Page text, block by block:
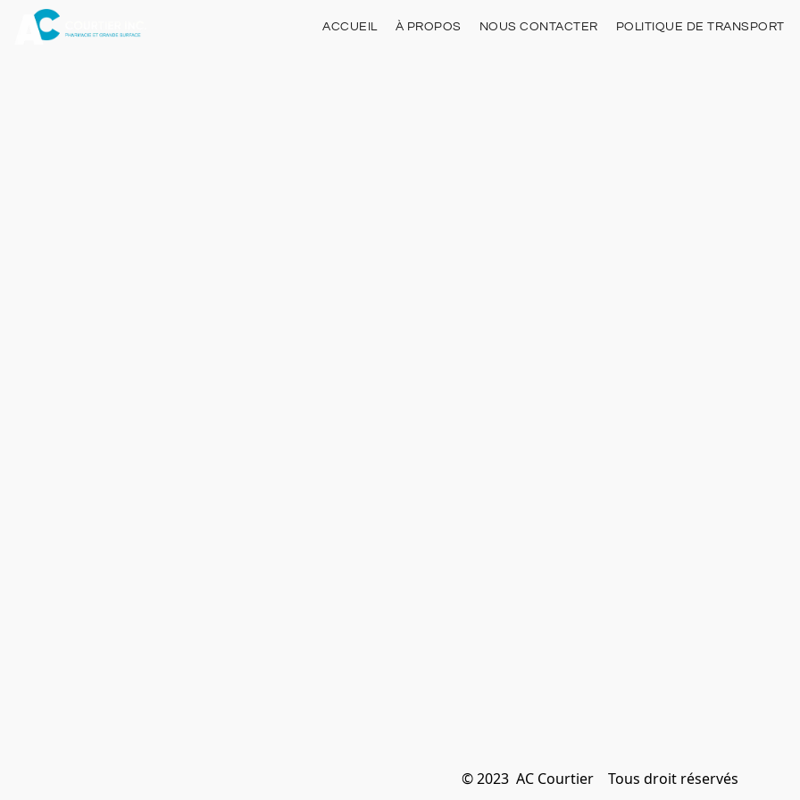
ACCUEIL À PROPOS NOUS CONTACTER POLITIQUE DE TRANSPORT
© 2023  AC Courtier    Tous droit réservés